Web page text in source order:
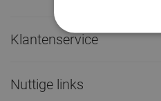
Klantenservice
Nuttige links